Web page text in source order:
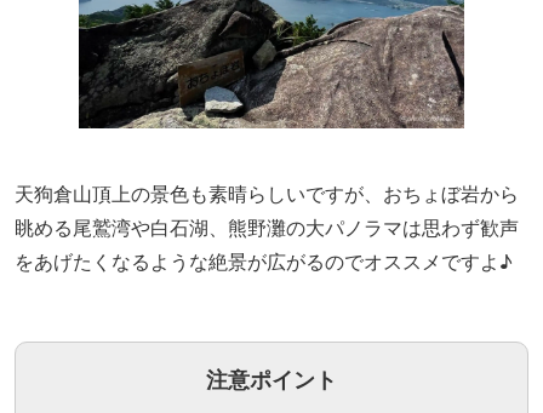
天狗倉山頂上の景色も素晴らしいですが、おちょぼ岩から
眺める尾鷲湾や白石湖、熊野灘の大パノラマは思わず歓声
をあげたくなるような絶景が広がるのでオススメですよ♪
注意ポイント